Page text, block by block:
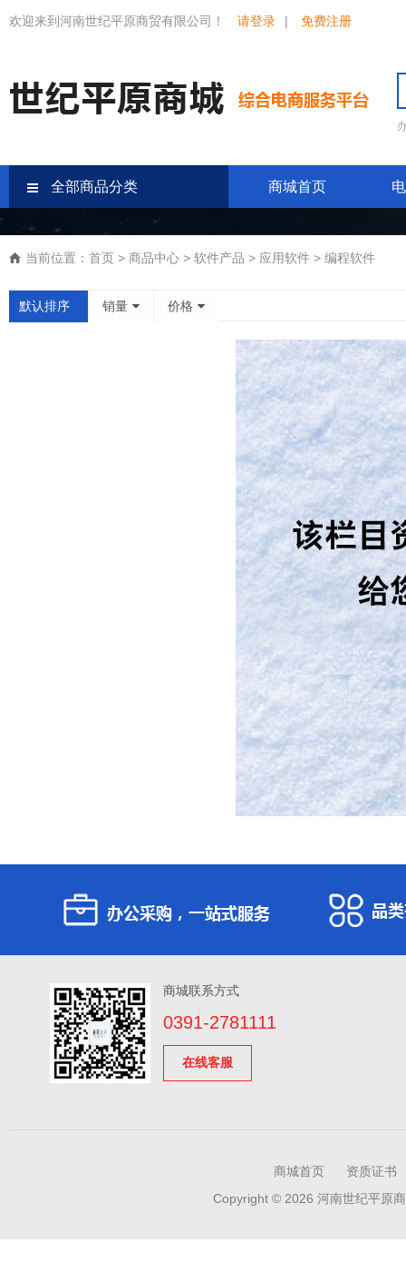
欢迎来到河南世纪平原商贸有限公司！ 请登录 | 免费注册
全部商品分类 商城首页
当前位置： 首页 > 商品中心 > 软件产品 > 应用软件 > 编程软件
默认排序 销量 价格
商城联系方式
0391-2781111
在线客服
商城首页
资质证书
Copyright © 2026 河南世纪平